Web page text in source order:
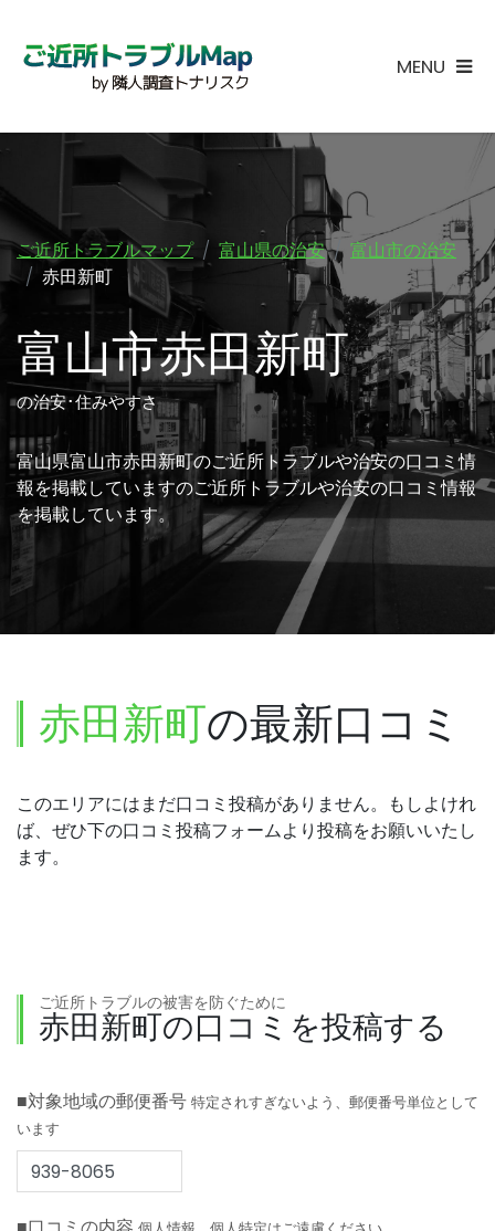
MENU
ご近所トラブルマップ 富山県の治安
富山市の治安
赤田新町
富山市赤田新町
の治安･住みやすさ
富山県富山市赤田新町のご近所トラブルや治安の口コミ情
報を掲載していますのご近所トラブルや治安の口コミ情報
を掲載しています。
赤田新町の最新口コミ
このエリアにはまだ口コミ投稿がありません。もしよけれ
ば、ぜひ下の口コミ投稿フォームより投稿をお願いいたし
ます。
ご近所トラブルの被害を防ぐために
赤田新町の口コミを投稿する
■対象地域の郵便番号 特定されすぎないよう、郵便番号単位として
います